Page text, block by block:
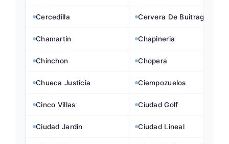
Cercedilla Cervera De Buitrago
Chamartin Chapineria
Chinchon Chopera
Chueca Justicia Ciempozuelos
Cinco Villas Ciudad Golf
Ciudad Jardin Ciudad Lineal